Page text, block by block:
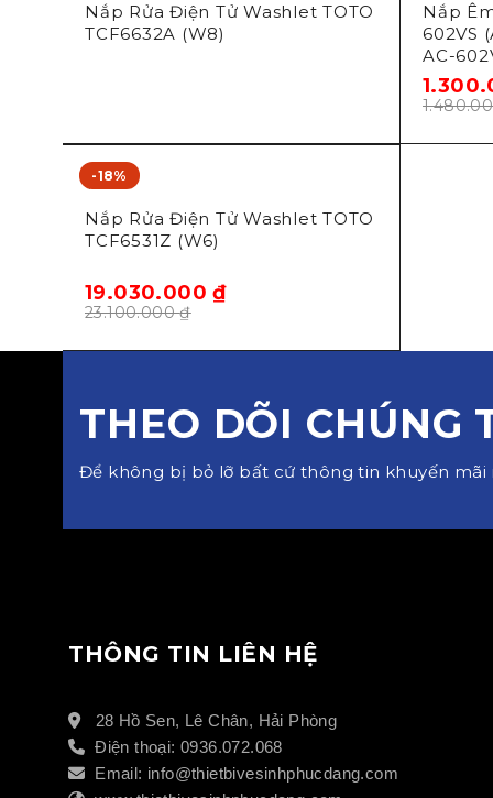
Nắp Rửa Điện Tử Washlet TOTO
TCF6632A (W8)
Nắp
602VS
AC-
-18%
Toto
Nắp Rửa Điện Tử Washlet TOTO
TCF6531Z (W6)
23.100.000₫
19.030.000₫
THEO DÕI CHÚNG
Để không bị bỏ lỡ bất cứ thông tin khuyến mãi
THÔNG TIN LIÊN HỆ
28 Hồ Sen, Lê Chân, Hải Phòng
Điện thoại: 0936.072.068
Email: info@thietbivesinhphucdang.com